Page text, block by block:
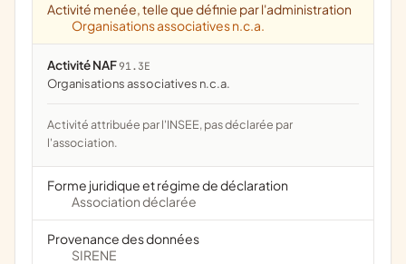
Activité menée, telle que définie par l'administration
Organisations associatives n.c.a.
Activité NAF91.3E
Organisations associatives n.c.a.
Activité attribuée par l'INSEE, pas déclarée par
l'association.
Forme juridique et régime de déclaration
Association déclarée
Provenance des données
SIRENE